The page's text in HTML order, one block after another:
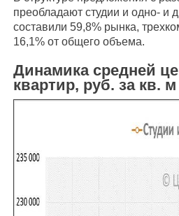
преобладают студии и одно- и
составили 59,8% рынка,
16,1% от общего объема.
Динамика средней
квартир, руб. за кв. м